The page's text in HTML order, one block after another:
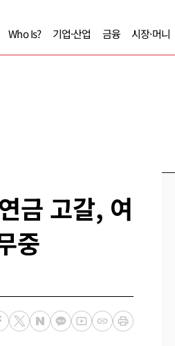
Who Is? 기업·산업 금융 시장·머니
금 고갈, 여
중